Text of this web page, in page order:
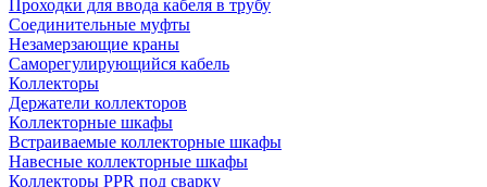
Проходки для ввода кабеля в трубу
Соединительные муфты
Незамерзающие краны
Саморегулирующийся кабель
Коллекторы
Держатели коллекторов
Коллекторные шкафы
Встраиваемые коллекторные шкафы
Навесные коллекторные шкафы
Коллекторы PPR под сварку